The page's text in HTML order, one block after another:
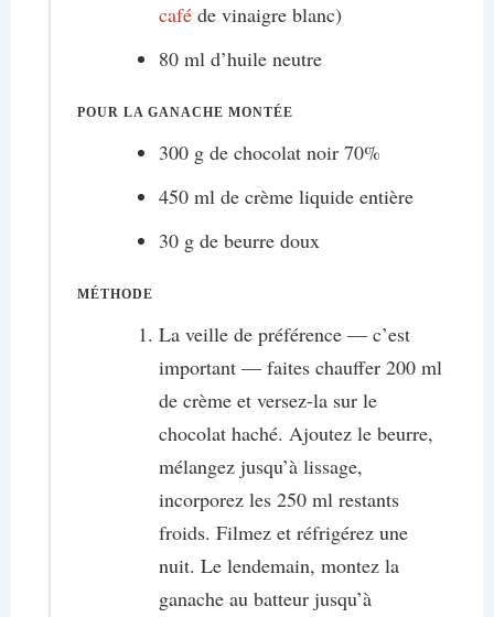
caféde vinaigre blanc)
80 ml d’huile neutre
POUR LA GANACHE MONTÉE
300 g de chocolat noir 70%
450 ml de crème liquide entière
30 g de beurre doux
MÉTHODE
La veille de préférence — c’est
important — faites chauffer 200 ml
de crème et versez-la sur le
chocolat haché. Ajoutez le beurre,
mélangez jusqu’à lissage,
incorporez les 250 ml restants
froids. Filmez et réfrigérez une
nuit. Le lendemain, montez la
ganache au batteur jusqu’à